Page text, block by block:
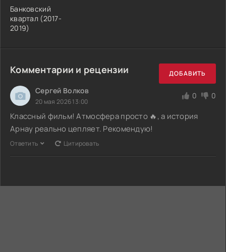
Банковский
квартал (2017-
2019)
Комментарии и рецензии ДОБАВИТЬ
Сергей Волков
20 мая 2026 13:00
0 0
Классный фильм! Атмосфера просто 🔥, а история
Арнау реально цепляет. Рекомендую!
Ответить Цитировать